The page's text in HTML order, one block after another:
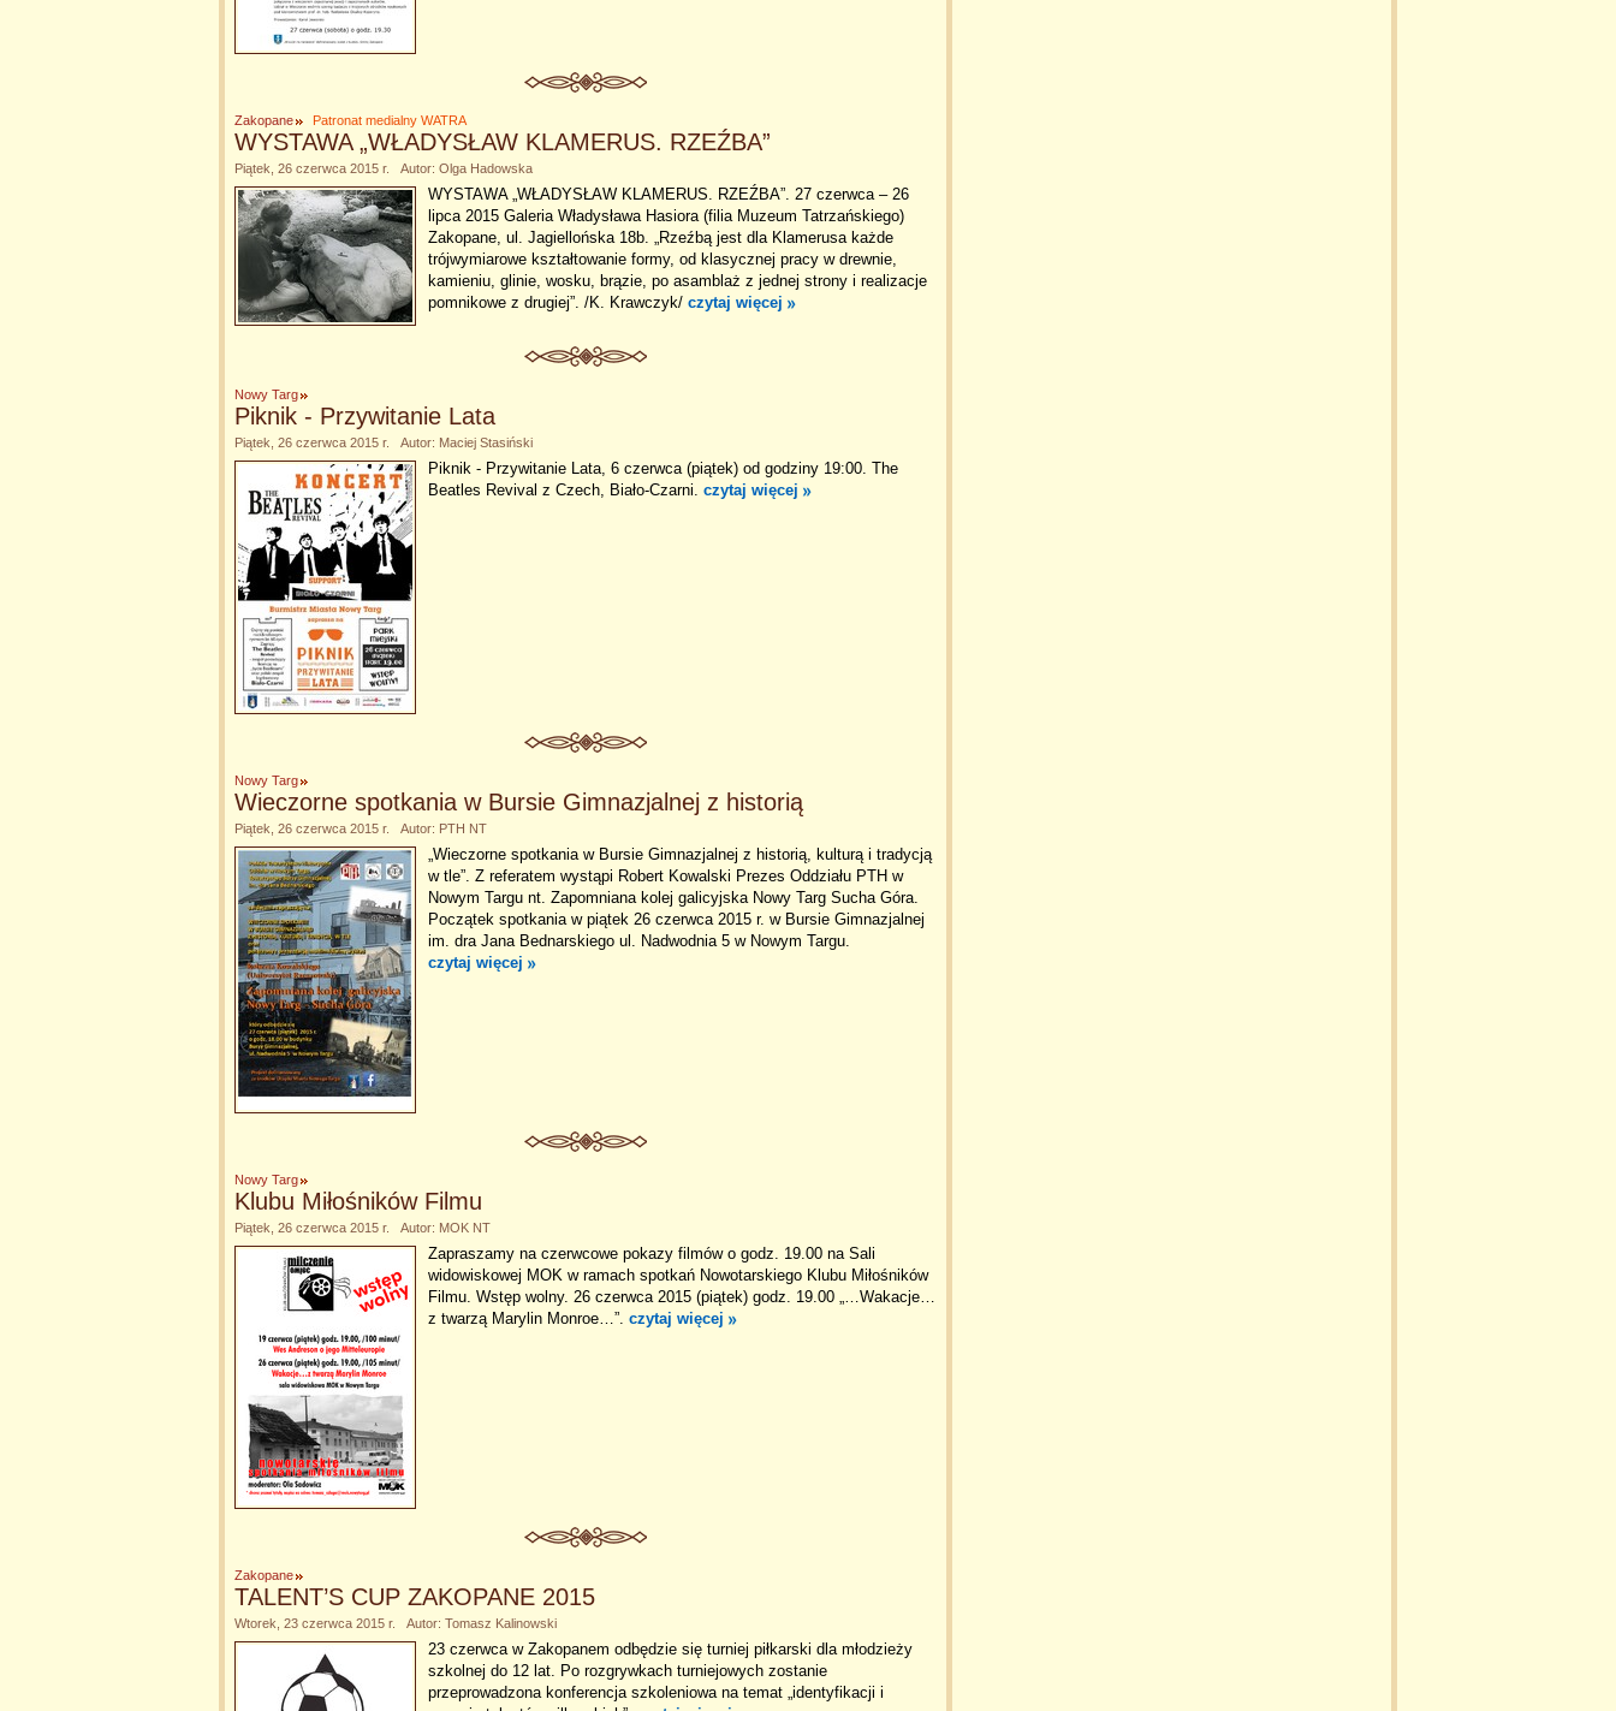
Zakopane Patronat medialny WATRA
WYSTAWA „WŁADYSŁAW KLAMERUS. RZEŹBA”
Piątek, 26 czerwca 2015 r. Autor: Olga Hadowska
WYSTAWA „WŁADYSŁAW KLAMERUS. RZEŹBA”. 27 czerwca – 26
lipca 2015 Galeria Władysława Hasiora (filia Muzeum Tatrzańskiego)
Zakopane, ul. Jagiellońska 18b. „Rzeźbą jest dla Klamerusa każde
trójwymiarowe kształtowanie formy, od klasycznej pracy w drewnie,
kamieniu, glinie, wosku, brązie, po asamblaż z jednej strony i realizacje
pomnikowe z drugiej”. /K. Krawczyk/ czytaj więcej
Nowy Targ
Piknik - Przywitanie Lata
Piątek, 26 czerwca 2015 r. Autor: Maciej Stasiński
Piknik - Przywitanie Lata, 6 czerwca (piątek) od godziny 19:00. The
Beatles Revival z Czech, Biało-Czarni. czytaj więcej
Nowy Targ
Wieczorne spotkania w Bursie Gimnazjalnej z historią
Piątek, 26 czerwca 2015 r. Autor: PTH NT
„Wieczorne spotkania w Bursie Gimnazjalnej z historią, kulturą i tradycją
w tle”. Z referatem wystąpi Robert Kowalski Prezes Oddziału PTH w
Nowym Targu nt. Zapomniana kolej galicyjska Nowy Targ Sucha Góra.
Początek spotkania w piątek 26 czerwca 2015 r. w Bursie Gimnazjalnej
im. dra Jana Bednarskiego ul. Nadwodnia 5 w Nowym Targu.
czytaj więcej
Nowy Targ
Klubu Miłośników Filmu
Piątek, 26 czerwca 2015 r. Autor: MOK NT
Zapraszamy na czerwcowe pokazy filmów o godz. 19.00 na Sali
widowiskowej MOK w ramach spotkań Nowotarskiego Klubu Miłośników
Filmu. Wstęp wolny. 26 czerwca 2015 (piątek) godz. 19.00 „…Wakacje…
z twarzą Marylin Monroe…”. czytaj więcej
Zakopane
TALENT’S CUP ZAKOPANE 2015
Wtorek, 23 czerwca 2015 r. Autor: Tomasz Kalinowski
23 czerwca w Zakopanem odbędzie się turniej piłkarski dla młodzieży
szkolnej do 12 lat. Po rozgrywkach turniejowych zostanie
przeprowadzona konferencja szkoleniowa na temat „identyfikacji i